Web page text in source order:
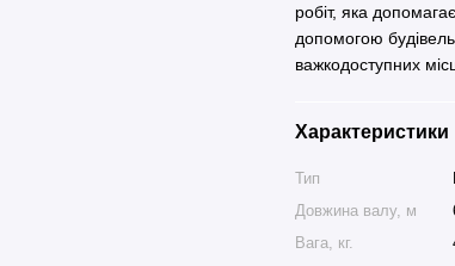
робіт, яка
допомогою
важкодоступних
Характеристики
Тип
Довжина валу, м
Вага, кг.